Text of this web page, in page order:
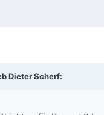
Dieter Scherf: